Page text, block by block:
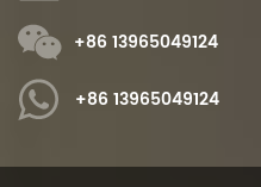
+86 13965049124
+86 13965049124